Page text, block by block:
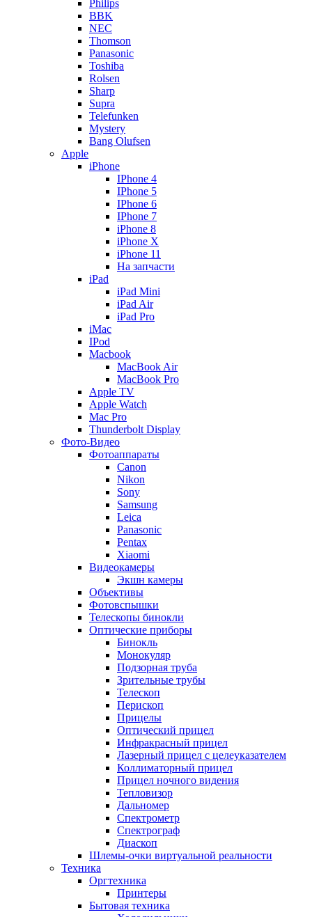
Philips
BBK
NEC
Thomson
Panasonic
Toshiba
Rolsen
Sharp
Supra
Telefunken
Mystery
Bang Olufsen
Apple
iPhone
IPhone 4
IPhone 5
IPhone 6
IPhone 7
iPhone 8
iPhone X
iPhone 11
На запчасти
iPad
iPad Mini
iPad Air
iPad Pro
iMac
IPod
Macbook
MacBook Air
MacBook Pro
Apple TV
Apple Watch
Mac Pro
Thunderbolt Display
Фото-Видео
Фотоаппараты
Canon
Nikon
Sony
Samsung
Leica
Panasonic
Pentax
Xiaomi
Видеокамеры
Экшн камеры
Объективы
Фотовспышки
Телескопы бинокли
Оптические приборы
Бинокль
Монокуляр
Подзорная труба
Зрительные трубы
Телескоп
Перископ
Прицелы
Оптический прицел
Инфракрасный прицел
Лазерный прицел с целеуказателем
Коллиматорный прицел
Прицел ночного видения
Тепловизор
Дальномер
Спектрометр
Спектрограф
Диаскоп
Шлемы-очки виртуальной реальности
Техника
Оргтехника
Принтеры
Бытовая техника